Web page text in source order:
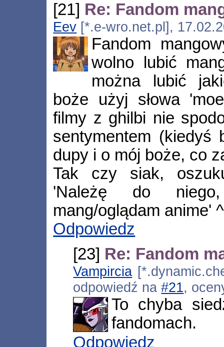
[21] Re: Fandom
Eev [*.e-wro.net.pl],
Fandom
wolno lubić
można lubić
boże użyj słowa
filmy z ghilbi nie
sentymentem (kiedyś
dupy i o mój boże, co
Tak czy siak,
'Należę do
mang/oglądam anime'
Odpowiedz
[23] Re: Fandom
Vampircia
odpowiedź na#21,
To chyba
fandomach.
Odpowiedz